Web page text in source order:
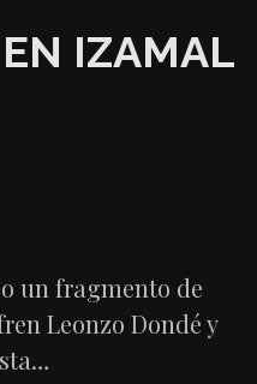
IZAMAL
un fragmento de
Leonzo Dondé y